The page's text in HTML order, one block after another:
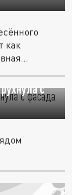
как
с